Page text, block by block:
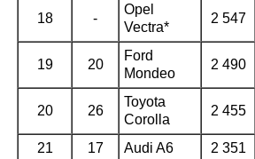
18 -
Opel
Vectra*
2 547
19 20
Ford
Mondeo
2 490
20 26
Toyota
Corolla
2 455
21 17 Audi A6 2 351